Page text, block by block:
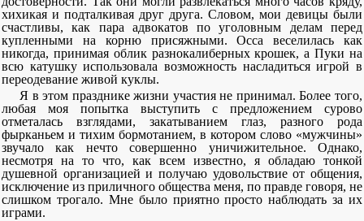
хихикая и подталкивая друг друга. Словом, мои девицы были
счастливы, как пара адвокатов по уголовным делам перед
купленными на корню присяжными. Осса веселилась как
никогда, принимая облик разнокалиберных крошек, а Пуки на
всю катушку использовала возможность насладиться игрой в
переодевание живой куклы.
Я в этом празднике жизни участия не принимал. Более того,
любая моя попытка выступить с предложением сурово
отметалась взглядами, закатыванием глаз, разного рода
фырканьем и тихим бормотанием, в котором слово «мужчины»
звучало как нечто совершенно уничижительное. Однако,
несмотря на то что, как всем известно, я обладаю тонкой
душевной организацией и получаю удовольствие от общения,
исключение из приличного общества меня, по правде говоря, не
слишком трогало. Мне было приятно просто наблюдать за их
играми.